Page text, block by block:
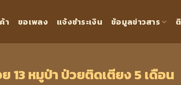
า ขอเพลง แจ้งชำระเงิน ข้อมูลข่าวสาร
13 หมูป่า ป่วยติดเตียง 5 เดือน